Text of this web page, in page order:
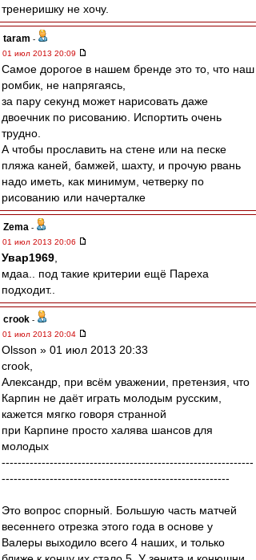
тренеришку не хочу.
taram -
01 июл 2013 20:09
Самое дорогое в нашем бренде это то, что наш
ромбик, не напрягаясь,
за пару секунд может нарисовать даже
двоечник по рисованию. Испортить очень
трудно.
А чтобы прославить на стене или на песке
пляжа каней, бамжей, шахту, и прочую рвань
надо иметь, как минимум, четверку по
рисованию или начерталке
Zema -
01 июл 2013 20:06
Увар1969
мдаа.. под такие критерии ещё Пареха
подходит..
crook -
01 июл 2013 20:04
Olsson » 01 июл 2013 20:33
crook,
Александр, при всём уважении, претензия, что
Карпин не даёт играть молодым русским,
кажется мягко говоря странной
при Карпине просто халява шансов для
молодых
---------------------------------------------------------------
---------------------------------------------------------
Это вопрос спорный. Большую часть матчей
весеннего отрезка этого года в основе у
Валеры выходило всего 4 наших, и только